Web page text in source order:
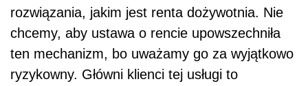
rozwiązania, jakim jest renta dożywotnia. Nie
chcemy, aby ustawa o rencie upowszechniła
ten mechanizm, bo uważamy go za wyjątkowo
ryzykowny. Główni klienci tej usługi to